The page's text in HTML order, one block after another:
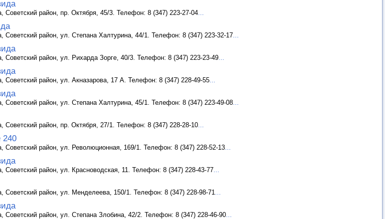
район, пр. Октября, 45/3. Телефон: 8 (347) 223-27-04
район, ул. Степана Халтурина, 44/1. Телефон: 8 (347) 223-32-17
район, ул. Рихарда Зорге, 40/3. Телефон: 8 (347) 223-23-49
район, ул. Акназарова, 17 А. Телефон: 8 (347) 228-49-55
район, ул. Степана Халтурина, 45/1. Телефон: 8 (347) 223-49-08
район, пр. Октября, 27/1. Телефон: 8 (347) 228-28-10
240
Советский район, ул. Революционная, 169/1. Телефон: 8 (347) 228-52-13
район, ул. Красноводская, 11. Телефон: 8 (347) 228-43-77
район, ул. Менделеева, 150/1. Телефон: 8 (347) 228-98-71
район, ул. Степана Злобина, 42/2. Телефон: 8 (347) 228-46-90